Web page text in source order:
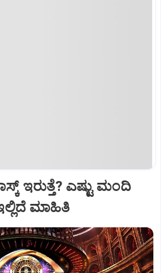
ಇರುತ್ತೆ? ಎಷ್ಟು ಮಂದಿ
ಮಾಹಿತಿ